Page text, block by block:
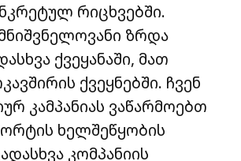
რიცხვებში.
ზრდა
ქვეყანაში, მათ
ქვეყნებში. ჩვენ
კამპანიას ვაწარმოებთ
ხელშეწყობის
კომპანიის